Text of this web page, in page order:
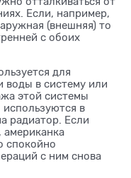
Если, например,
(внешняя) то
с обоих
для
воды в систему или
этой системы
в
радиатор. Если
американка
спокойно
с ним снова